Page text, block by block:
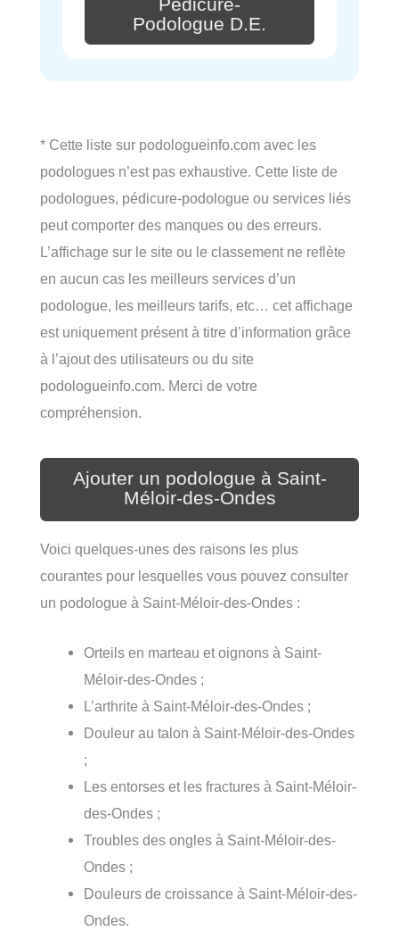
Pédicure-
Podologue D.E.
* Cette liste sur podologueinfo.com avec les
podologues n’est pas exhaustive. Cette liste de
podologues, pédicure-podologue ou services liés
peut comporter des manques ou des erreurs.
L’affichage sur le site ou le classement ne reflète
en aucun cas les meilleurs services d’un
podologue, les meilleurs tarifs, etc… cet affichage
est uniquement présent à titre d’information grâce
à l’ajout des utilisateurs ou du site
podologueinfo.com. Merci de votre
compréhension.
Ajouter un podologue à Saint-
Méloir-des-Ondes
Voici quelques-unes des raisons les plus
courantes pour lesquelles vous pouvez consulter
un podologue à Saint-Méloir-des-Ondes :
Orteils en marteau et oignons à Saint-
Méloir-des-Ondes ;
L’arthrite à Saint-Méloir-des-Ondes ;
Douleur au talon à Saint-Méloir-des-Ondes
;
Les entorses et les fractures à Saint-Méloir-
des-Ondes ;
Troubles des ongles à Saint-Méloir-des-
Ondes ;
Douleurs de croissance à Saint-Méloir-des-
Ondes.